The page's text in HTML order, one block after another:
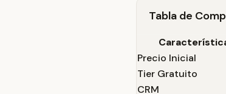
Tabla de
Precio Inicial
Tier Gratuito
CRM